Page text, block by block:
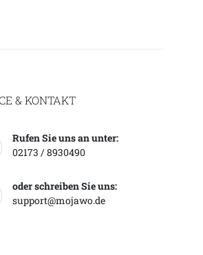
& KONTAKT
Rufen Sie uns an unter:
02173 / 8930490
oder schreiben Sie uns:
support@mojawo.de